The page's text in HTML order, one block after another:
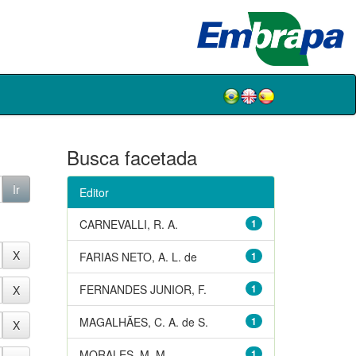
Busca facetada
Editor
1
CARNEVALLI, R. A.
1
FARIAS NETO, A. L. de
1
FERNANDES JUNIOR, F.
1
MAGALHÃES, C. A. de S.